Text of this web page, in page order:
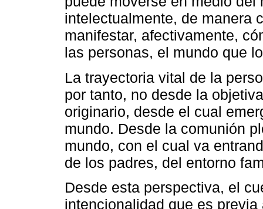
intelectualmente, de manera
manifestar, afectivamente,
las personas, el mundo que
La trayectoria vital de la
por tanto, no desde la
originario, desde el cual
mundo. Desde la comunión
mundo, con el cual va
de los padres, del entorno
Desde esta perspectiva, el
intencionalidad que es